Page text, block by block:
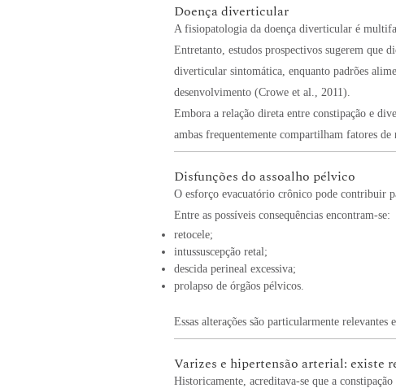
Doença diverticular
A fisiopatologia da doença diverticular é
Entretanto, estudos prospectivos sugerem que
diverticular sintomática, enquanto padrões
desenvolvimento (Crowe et al., 2011).
Embora a relação direta entre constipação e
ambas frequentemente compartilham fatores de
Disfunções do assoalho pélvico
O esforço evacuatório crônico pode contribuir
Entre as possíveis consequências encontram-se:
retocele;
intussuscepção retal;
descida perineal excessiva;
prolapso de órgãos pélvicos.
Essas alterações são particularmente relevantes
Varizes e hipertensão arterial: existe
Historicamente, acreditava-se que a